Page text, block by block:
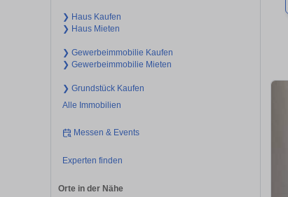
❯ Haus Kaufen
❯ Haus Mieten
❯ Gewerbeimmobilie Kaufen
❯ Gewerbeimmobilie Mieten
❯ Grundstück Kaufen
Alle Immobilien
Messen & Events
Experten finden
Orte in der Nähe